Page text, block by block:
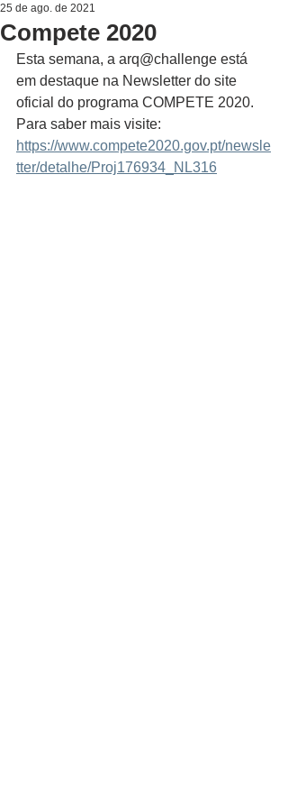
Compete 2020
25 de ago. de 2021
Esta semana, a arq@challenge está
em destaque na Newsletter do site
oficial do programa COMPETE 2020.
Para saber mais visite:
https://www.compete2020.gov.pt/newsle
tter/detalhe/Proj176934_NL316